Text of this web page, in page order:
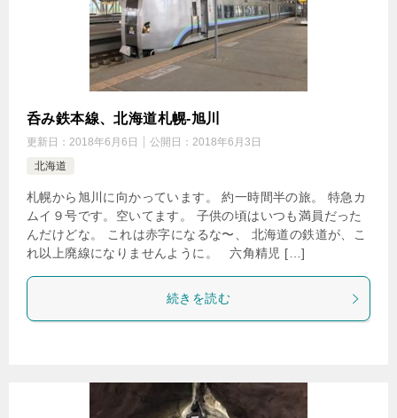
呑み鉄本線、北海道札幌-旭川
更新日： 2018年6月6日 公開日： 2018年6月3日
北海道
札幌から旭川に向かっています。 約一時間半の旅。 特急カ
ムイ９号です。空いてます。 子供の頃はいつも満員だった
んだけどな。 これは赤字になるな〜、 北海道の鉄道が、こ
れ以上廃線になりませんように。 六角精児 […]
続きを読む